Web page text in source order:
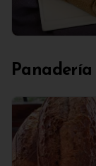
Panadería